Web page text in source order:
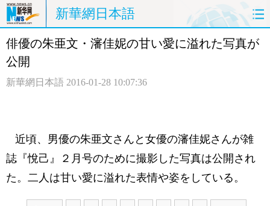
新華網日本語
ホームページ 政治 経済
中日対訳
俳優の朱亜文・瀋佳妮の甘い愛に溢れた写真が
公開
新華網日本語 2016-01-28 10:07:36
近頃、男優の朱亜文さんと女優の瀋佳妮さんが雑
誌『悅己』２月号のために撮影した写真は公開され
た。二人は甘い愛に溢れた表情や姿をしている。